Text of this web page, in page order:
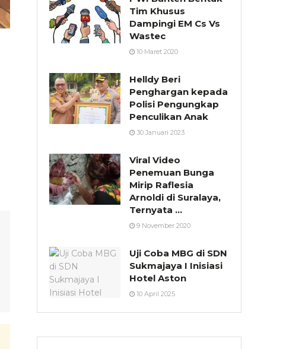
Tim Khusus
Dampingi EM Cs Vs
Wastec
10 Maret 2020
Helldy Beri
Penghargan kepada
Polisi Pengungkap
Penculikan Anak
30 Januari 2023
Viral Video
Penemuan Bunga
Mirip Raflesia
Arnoldi di Suralaya,
Ternyata …
9 November 2020
Uji Coba MBG di SDN
Sukmajaya I Inisiasi
Hotel Aston
10 April 2025